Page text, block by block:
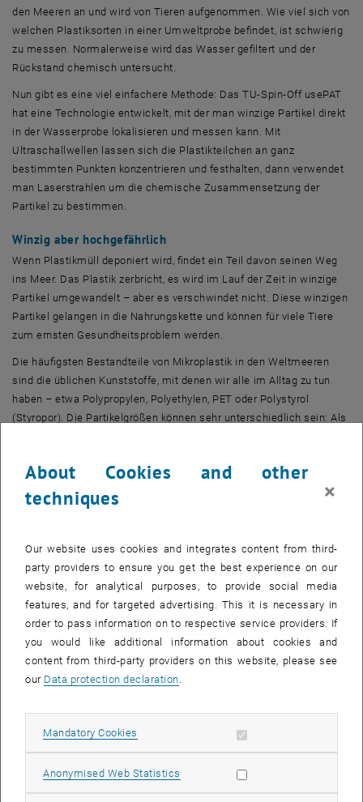
den Meeren an und wird von Tieren aufgenommen. Wie viel sich von
welchen Plastiksorten in einer Umweltprobe befindet, ist schwierig
zu messen. Normalerweise wird das Wasser gefiltert und der
Rückstand chemisch untersucht.
Nun gibt es eine viel einfachere Methode: Das TU-Spin-Off usePAT
hat eine Technologie entwickelt, mit der man winzige Partikel direkt
in der Wasserprobe lokalisieren und messen kann. Mit
Ultraschallwellen lassen sich die Plastikteilchen an ganz
bestimmten Punkten konzentrieren und festhalten, dann verwendet
man Laserstrahlen um die chemische Zusammensetzung der
Partikel zu bestimmen.
Winzig aber hochgefährlich
Wenn Plastikmüll deponiert wird, findet ein Teil davon seinen Weg
ins Meer. Das Plastik zerbricht, es wird im Lauf der Zeit in winzige
Partikel umgewandelt – aber es verschwindet nicht. Diese winzigen
Partikel gelangen in die Nahrungskette und können für viele Tiere
zum ernsten Gesundheitsproblem werden.
Die häufigsten Bestandteile von Mikroplastik in den Weltmeeren
sind die üblichen Kunststoffe, mit denen wir alle im Alltag zu tun
haben – etwa Polypropylen, Polyethylen, PET oder Polystyrol
(Styropor). Die Partikelgrößen können sehr unterschiedlich sein: Als
Meerwasser finden.
„Die übliche Methode, Mikroplastik nachzuweisen, war bisher filtern
konzentrierte Partikel-Substrat dann mit Hilfe von Raman-
Spektroskopie. Doch dieses Verfahren ist langsam und aufwändig,
und man konnte zeigen, dass die Ergebnisse manchmal durch die
verwendeten Filter verfälscht werden.“
Stehende Schallwellen
Die Lösung des TU-Spin-Offs usePAT kommt hingegen ganz ohne
Filter aus – stattdessen kommt Schall zum Einsatz: Im
manchen Punkten sehr stark ist und es dafür an den Knotenpunkten
An den Schwingungsknoten sammeln sich die Partikel an – nur dort
können sie sich halten. Von den Orten, an denen die Schallwelle
About Cookies and other
techniques
×
Our website uses cookies and integrates content from third-
party providers to ensure you get the best experience on our
website, for analytical purposes, to provide social media
features, and for targeted advertising. This it is necessary in
order to pass information on to respective service providers. If
you would like additional information about cookies and
content from third-party providers on this website, please see
our Data protection declaration
Mandatory Cookies Allow mandatory cookies
Anonymised Web Statistics Allow statistic cookies